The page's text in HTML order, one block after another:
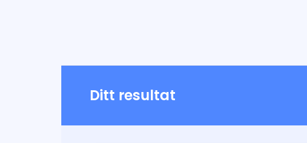
Ditt resultat